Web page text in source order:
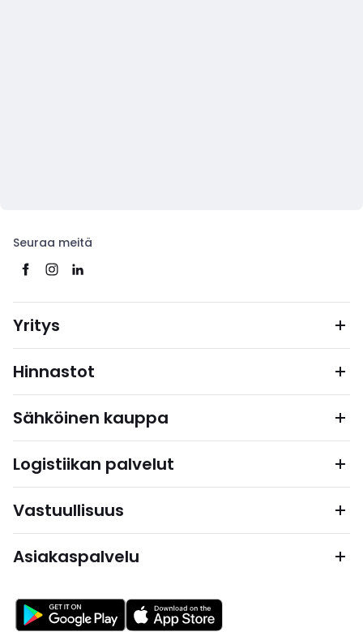
Seuraa meitä
Yritys
Hinnastot
Sähköinen kauppa
Logistiikan palvelut
Vastuullisuus
Asiakaspalvelu